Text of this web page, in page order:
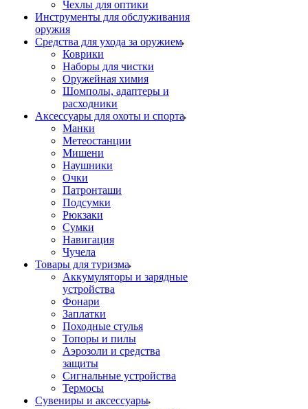
Чехлы для оптики
Инструменты для обслуживания
оружия
Средства для ухода за оружием
Коврики
Наборы для чистки
Оружейная химия
Шомполы, адаптеры и
расходники
Аксессуары для охоты и спорта
Манки
Метеостанции
Мишени
Наушники
Очки
Патронташи
Подсумки
Рюкзаки
Сумки
Навигация
Чучела
Товары для туризма
Аккумуляторы и зарядные
устройства
Фонари
Заплатки
Походные стулья
Топоры и пилы
Аэрозоли и средства
защиты
Сигнальные устройства
Термосы
Сувениры и аксессуары